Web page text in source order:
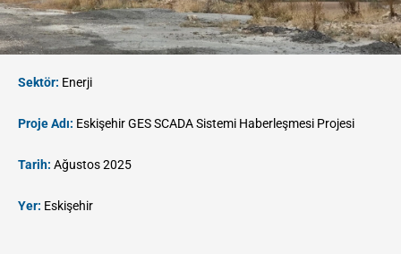
Sektör: Enerji
Proje Adı: Eskişehir GES ​SCADA Sistemi Haberleşmesi Projesi
Tarih: Ağustos 2025
Yer: Eskişehir